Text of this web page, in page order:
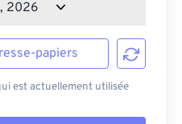
papiers
est actuellement utilisée